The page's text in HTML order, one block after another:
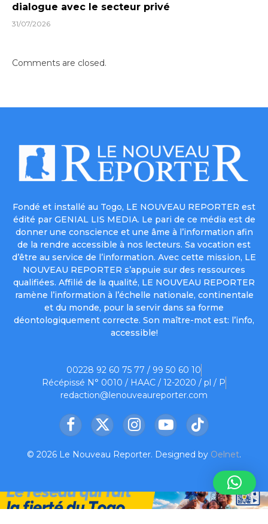
dialogue avec le secteur privé
31/07/2026
Comments are closed.
Fondé et installé au Togo, LE NOUVEAU REPORTER est
édité par GENIAL LIS MEDIA. Le pari de ce média est de
donner une conscience et une âme à l’information afin
de la rendre accessible à nos lecteurs. Sa vocation est
d’être au service de l’information. Avec cette mission, LE
NOUVEAU REPORTER s’appuie sur des ressources
qualifiées. Affilié de la qualité, LE NOUVEAU REPORTER
ramène l’information à l’échelle nationale, continentale
et du monde, pour la servir dans sa forme
déontologiquement correcte. Son maître-mot est: l’info,
accessible!
00228 92 60 75 77 / 99 50 60 10
Récépissé N° 0010 / HAAC / 12-2020 / pl / P
redaction@lenouveaureporter.com
Facebook
X
InstagramYouTubeTikTok
© 2026 Le Nouveau Reporter. Designed by Oelnet.